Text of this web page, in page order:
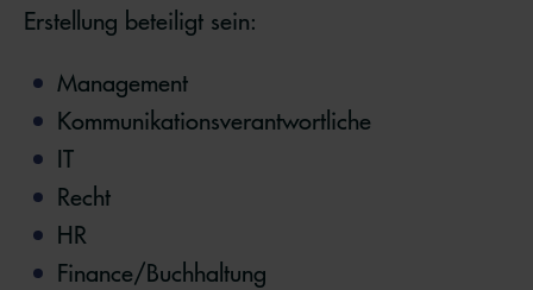
Erstellung beteiligt sein:
Management
Kommunikationsverantwortliche
IT
Recht
HR
Finance/Buchhaltung